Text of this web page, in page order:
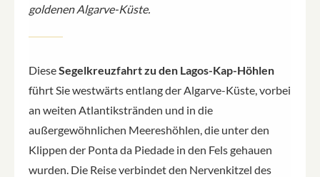
goldenen Algarve-Küste.
DieseSegelkreuzfahrt zu den Lagos-Kap-Höhlen
führt Sie westwärts entlang der Algarve-Küste, vorbei
an weiten Atlantikstränden und in die
außergewöhnlichen Meereshöhlen, die unter den
Klippen der Ponta da Piedade in den Fels gehauen
wurden. Die Reise verbindet den Nervenkitzel des